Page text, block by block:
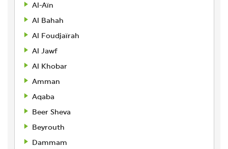
Al-Aïn
Al Bahah
Al Foudjaïrah
Al Jawf
Al Khobar
Amman
Aqaba
Beer Sheva
Beyrouth
Dammam